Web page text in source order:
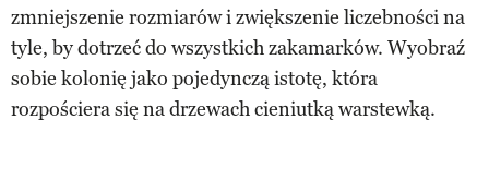
zmniejszenie rozmiarów i zwiększenie liczebności na
tyle, by dotrzeć do wszystkich zakamarków. Wyobraź
sobie kolonię jako pojedynczą istotę, która
rozpościera się na drzewach cieniutką warstewką.